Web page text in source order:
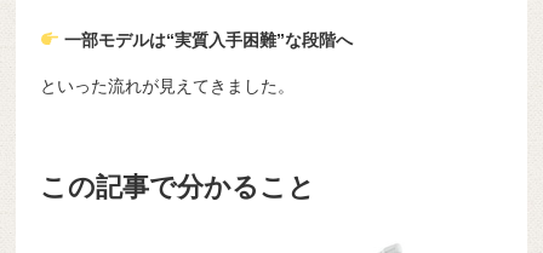
一部モデルは“実質入手困難”な段階へ
といった流れが見えてきました。
この記事で分かること